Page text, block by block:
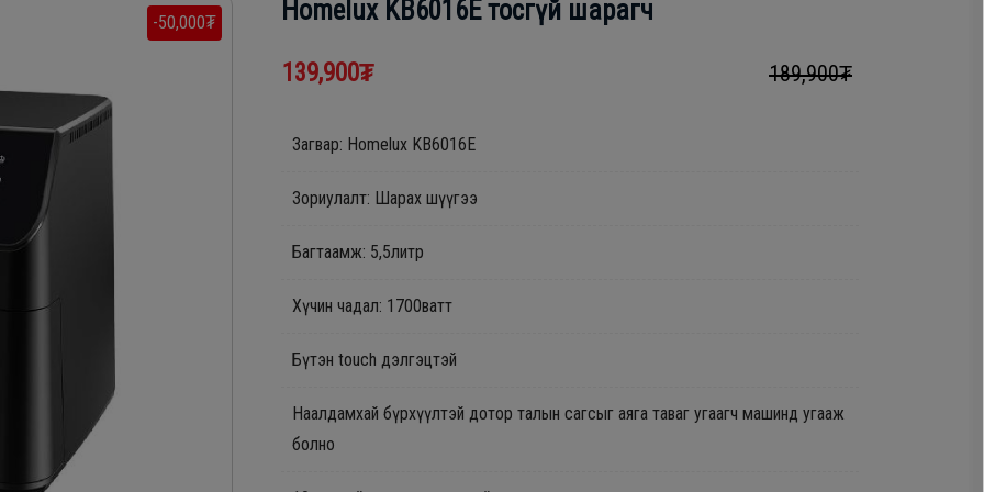
-50,000₮ Homelux KB6016E тосгүй шарагч
139,900₮ 189,900₮
Загвар: Homelux KB6016E
Зориулалт: Шарах шүүгээ
Багтаамж: 5,5литр
Хүчин чадал: 1700ватт
Бүтэн touch дэлгэцтэй
Наалдамхай бүрхүүлтэй дотор талын сагсыг аяга таваг угаагч машинд угааж
болно